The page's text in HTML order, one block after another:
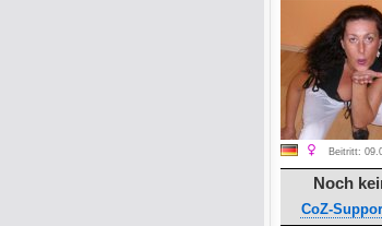
Beitritt:
Noch
CoZ-